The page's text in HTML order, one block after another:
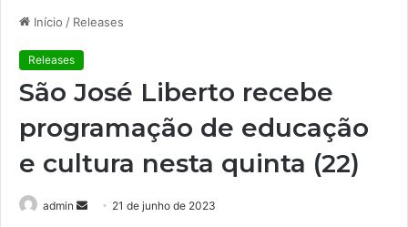
Início / Releases
Releases
São José Liberto recebe
programação de educação
e cultura nesta quinta (22)
admin 21 de junho de 2023